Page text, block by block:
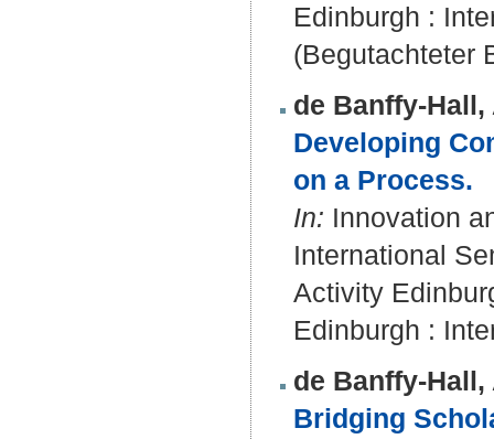
Edinburgh :
(Begutachteter
de Banffy-
Developing
on a Process.
In: Innovation
International
Activity
Edinburgh :
de Banffy-
Bridging